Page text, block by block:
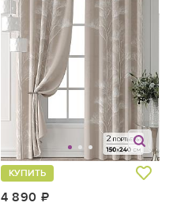
4 890
КУПИТЬ